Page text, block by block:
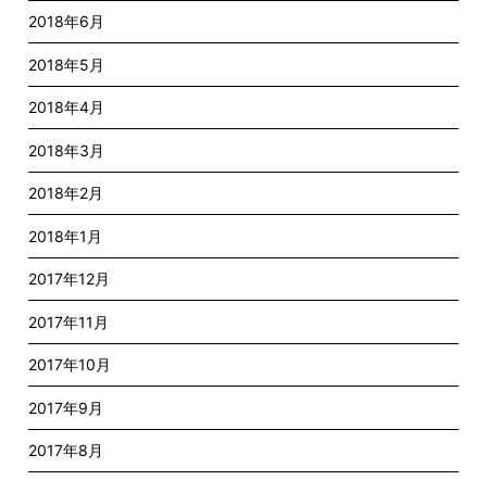
2018年6月
2018年5月
2018年4月
2018年3月
2018年2月
2018年1月
2017年12月
2017年11月
2017年10月
2017年9月
2017年8月